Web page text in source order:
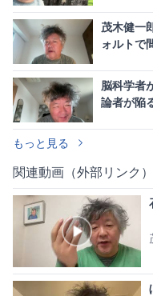
茂木健一
ォルトで
脳科学者
論者が陥
もっと見る
関連動画（外部リンク）